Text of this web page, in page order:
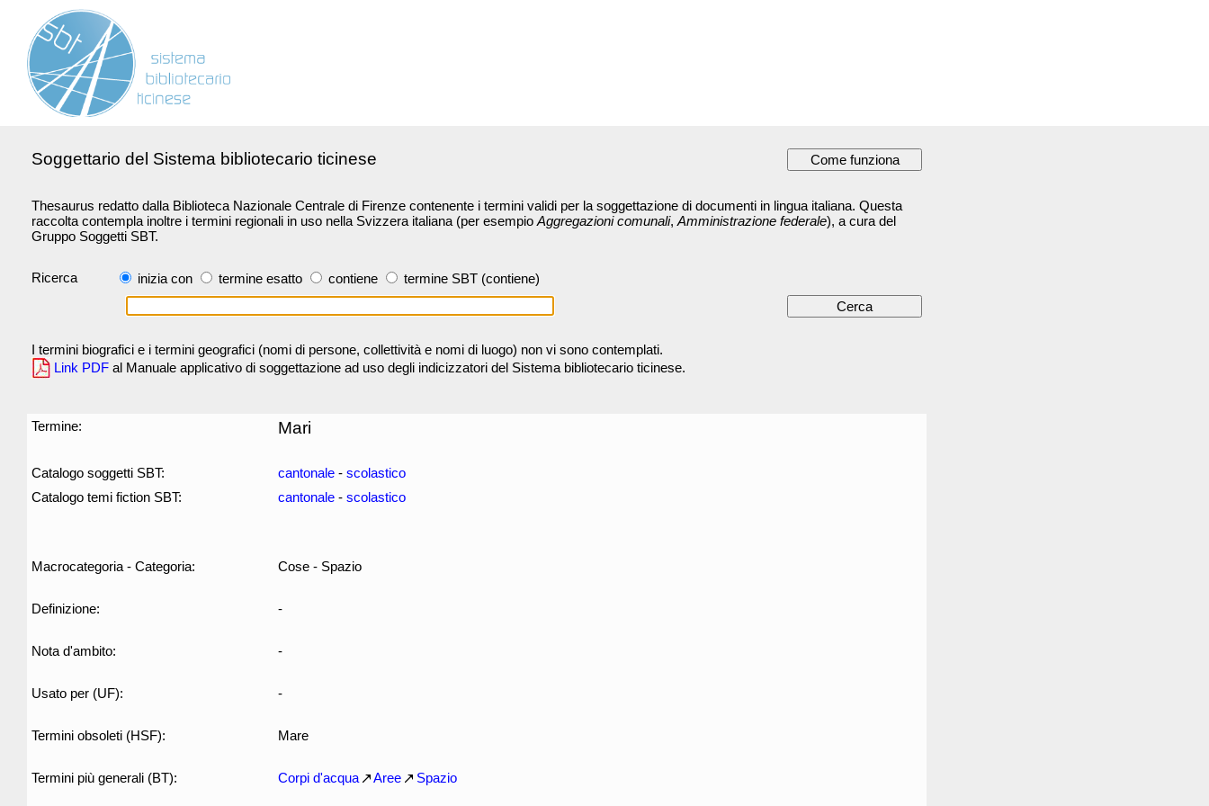
Soggettario del Sistema bibliotecario ticinese
Thesaurus redatto dalla Biblioteca Nazionale Centrale di Firenze contenente i termini validi per la soggettazione di documenti in lingua italiana. Questa
raccolta contempla inoltre i termini regionali in uso nella Svizzera italiana (per esempio Aggregazioni comunali, Amministrazione federale), a cura del
Gruppo Soggetti SBT.
Ricerca inizia con termine esatto contiene termine SBT (contiene)
I termini biografici e i termini geografici (nomi di persone, collettività e nomi di luogo) non vi sono contemplati.
Link PDF al Manuale applicativo di soggettazione ad uso degli indicizzatori del Sistema bibliotecario ticinese.
Termine: Mari
Catalogo soggetti SBT: cantonale - scolastico
Catalogo temi fiction SBT:
cantonale - scolastico
Macrocategoria - Categoria: Cose - Spazio
Definizione: -
Nota d'ambito: -
Usato per (UF): -
Termini obsoleti (HSF): Mare
Termini più generali (BT): Corpi d'acqua Aree Spazio